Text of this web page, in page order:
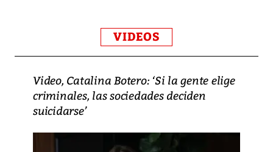
VIDEOS
Video, Catalina Botero: ‘Si la gente elige
criminales, las sociedades deciden
suicidarse’